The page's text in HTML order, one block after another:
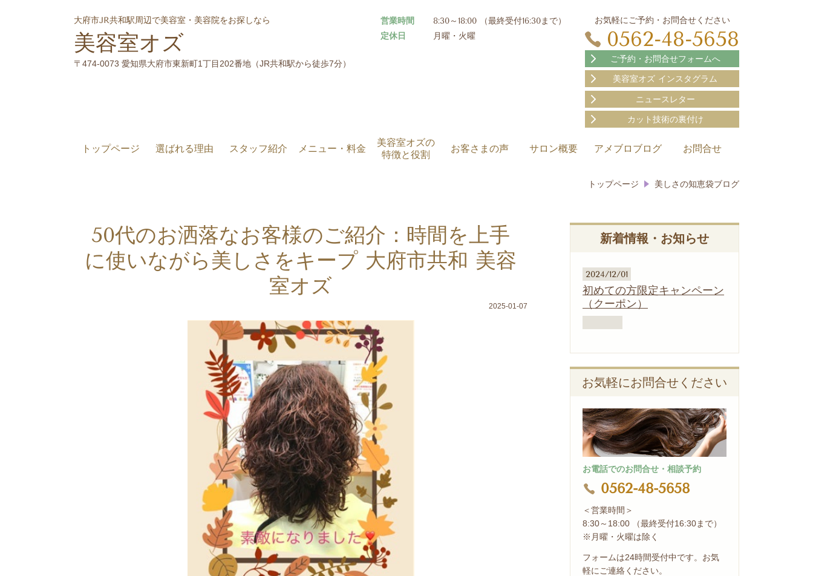
大府市JR共和駅周辺で美容室・美容院をお探しなら
美容室オズ
〒474-0073 愛知県大府市東新町1丁目202番地（JR共和駅から徒歩7分）
営業時間
8:30～18:00 （最終受付16:30まで）
定休日
月曜・火曜
お気軽にご予約・お問合せください
0562-48-5658
ご予約・お問合せフォームへ
美容室オズ インスタグラム
ニュースレター
カット技術の裏付け
トップページ 選ばれる理由 スタッフ紹介 メニュー・料金
美容室オズの
特徴と役割
お客さまの声 サロン概要 アメブロブログ お問合せ
トップページ 美しさの知恵袋ブログ
50代のお洒落なお客様のご紹介：時間を上手
に使いながら美しさをキープ 大府市共和 美容
室オズ
2025-01-07
新着情報・お知らせ
2024/12/01
初めての方限定キャンペーン
（クーポン）
お気軽にお問合せください
お電話でのお問合せ・相談予約
0562-48-5658
＜営業時間＞
8:30～18:00 （最終受付16:30まで）
※月曜・火曜は除く
フォームは24時間受付中です。お気
軽にご連絡ください。